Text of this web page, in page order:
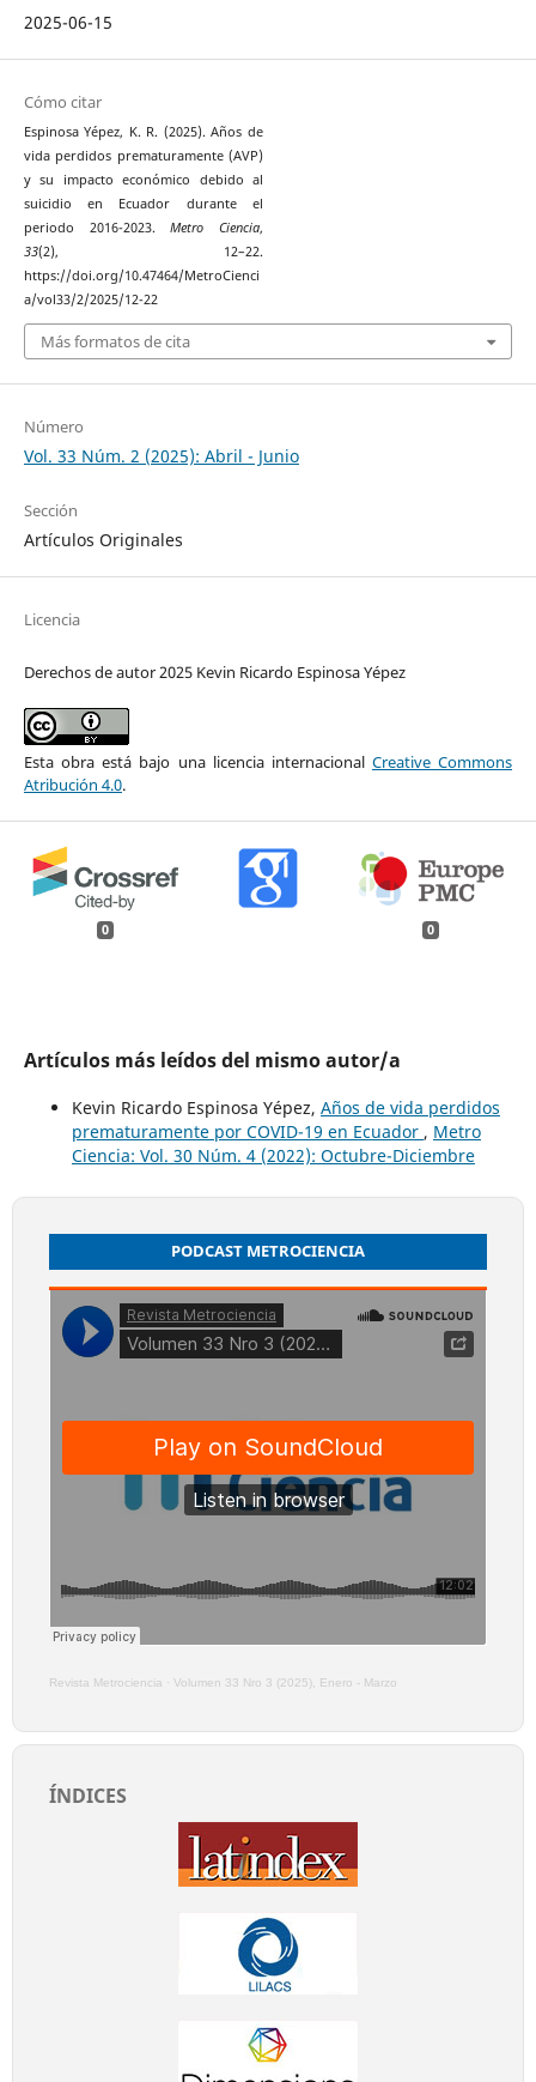
2025-06-15
Cómo citar
Espinosa Yépez, K. R. (2025). Años de
vida perdidos prematuramente (AVP)
y su impacto económico debido al
suicidio en Ecuador durante el
periodo 2016-2023.Metro Ciencia,
33(2), 12–22.
https://doi.org/10.47464/MetroCienci
a/vol33/2/2025/12-22
Más formatos de cita
Número
Vol. 33 Núm. 2 (2025): Abril - Junio
Sección
Artículos Originales
Licencia
Derechos de autor 2025 Kevin Ricardo Espinosa Yépez
Esta obra está bajo una licencia internacional Creative Commons
Atribución 4.0.
0 0
Artículos más leídos del mismo autor/a
Kevin Ricardo Espinosa Yépez, Años de vida perdidos
prematuramente por COVID-19 en Ecuador , Metro
Ciencia: Vol. 30 Núm. 4 (2022): Octubre-Diciembre
PODCAST METROCIENCIA
Revista Metrociencia · Volumen 33 Nro 3 (2025), Enero - Marzo
ÍNDICES